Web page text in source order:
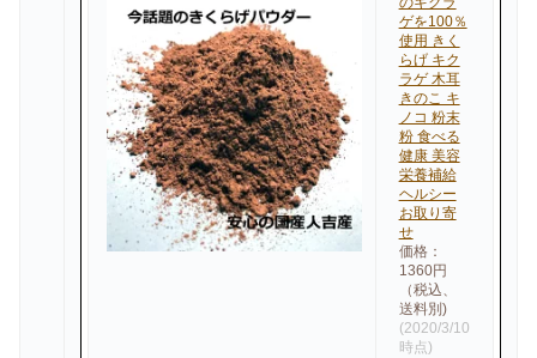
ゲを100％
使用 きく
らげ キク
ラゲ 木耳
きのこ キ
ノコ 粉末
粉 食べる
健康 美容
栄養補給
ヘルシー
お取り寄
せ
価格：
1360円
（税込、
送料別)
(2020/3/10
時点)